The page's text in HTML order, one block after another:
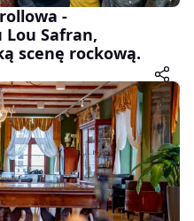
-
Safran,
scenę rockową.